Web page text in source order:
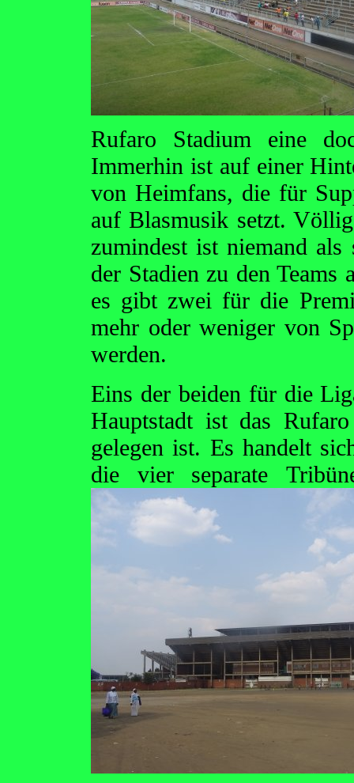
Rufaro Stadium eine
Immerhin ist auf einer
von Heimfans, die für
auf Blasmusik setzt.
zumindest ist niemand
der Stadien zu den Teams
es gibt zwei für die
mehr oder weniger von
werden.
Eins der beiden für die
Hauptstadt ist das
gelegen ist. Es handelt
die vier separate